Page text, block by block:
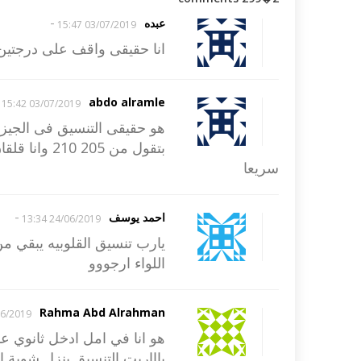
عبده
03/07/2019 15:47
-
انا حقيقى واقف على درجتين
abdo alramle
03/07/2019 15:42
سريعا
احمد يوسف 24/06/2019 13:34
-
اللواء ارجووو
Rahma Abd Alrahman
03:53